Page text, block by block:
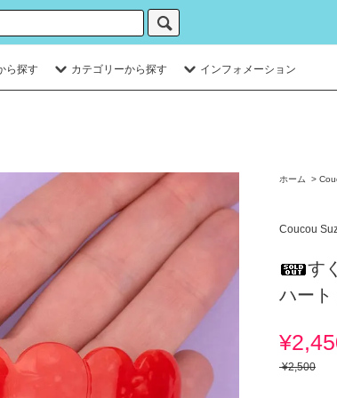
ら探す カテゴリーから探す インフォメーション
ホーム >
Coucou
す
ハート
¥2,500